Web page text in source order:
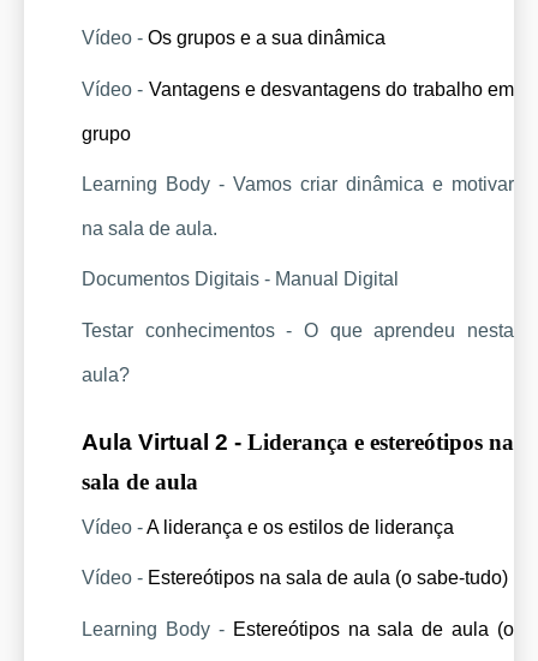
Vídeo - Os grupos e a sua dinâmica
Vídeo - Vantagens e desvantagens do trabalho em
grupo
Learning Body - Vamos criar dinâmica e motivar
na sala de aula.
Documentos Digitais - Manual Digital
Testar conhecimentos - O que aprendeu nesta
aula?
Aula Virtual 2 - Liderança e estereótipos na
sala de aula
Vídeo - A liderança e os estilos de liderança
Vídeo - Estereótipos na sala de aula (o sabe-tudo)
Learning Body - Estereótipos na sala de aula (o